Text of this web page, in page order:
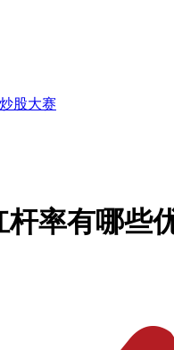
炒股大赛
率有哪些